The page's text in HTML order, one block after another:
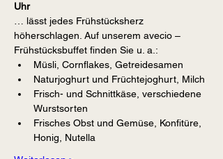
Uhr
… lässt jedes Frühstücksherz
höherschlagen. Auf unserem avecio –
Frühstücksbuffet finden Sie u. a.:
Müsli, Cornflakes, Getreidesamen
Naturjoghurt und Früchtejoghurt, Milch
Frisch- und Schnittkäse, verschiedene
Wurstsorten
Frisches Obst und Gemüse, Konfitüre,
Honig, Nutella